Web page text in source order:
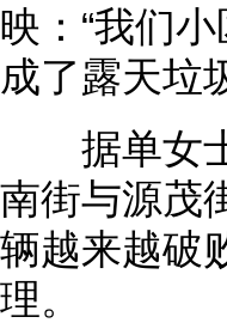
映：“我们
成了露天垃
据单女士
南街与源茂
辆越来越破
理。